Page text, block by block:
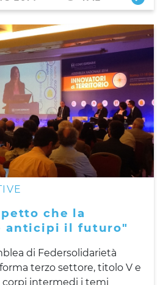
che la
anticipi il futuro"
di Federsolidarietà
terzo settore, titolo V e
corpi intermedi i temi